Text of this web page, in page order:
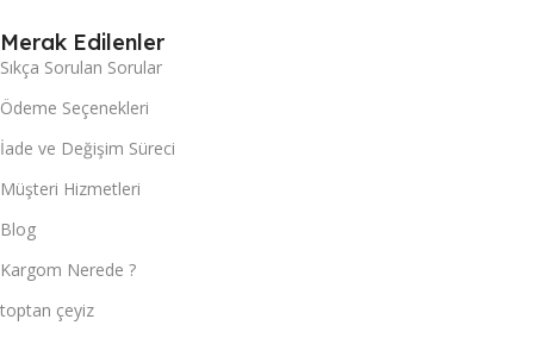
Merak Edilenler
Sıkça Sorulan Sorular
Ödeme Seçenekleri
İade ve Değişim Süreci
Müşteri Hizmetleri
Blog
Kargom Nerede ?
toptan çeyiz